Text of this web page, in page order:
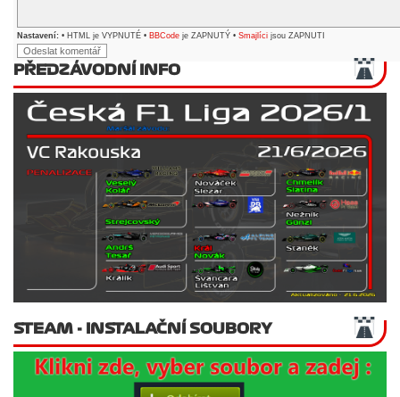
Nastavení: • HTML je VYPNUTÉ • BBCode je ZAPNUTÝ • Smajlíci jsou ZAPNUTI
PŘEDZÁVODNÍ INFO
STEAM - INSTALAČNÍ SOUBORY